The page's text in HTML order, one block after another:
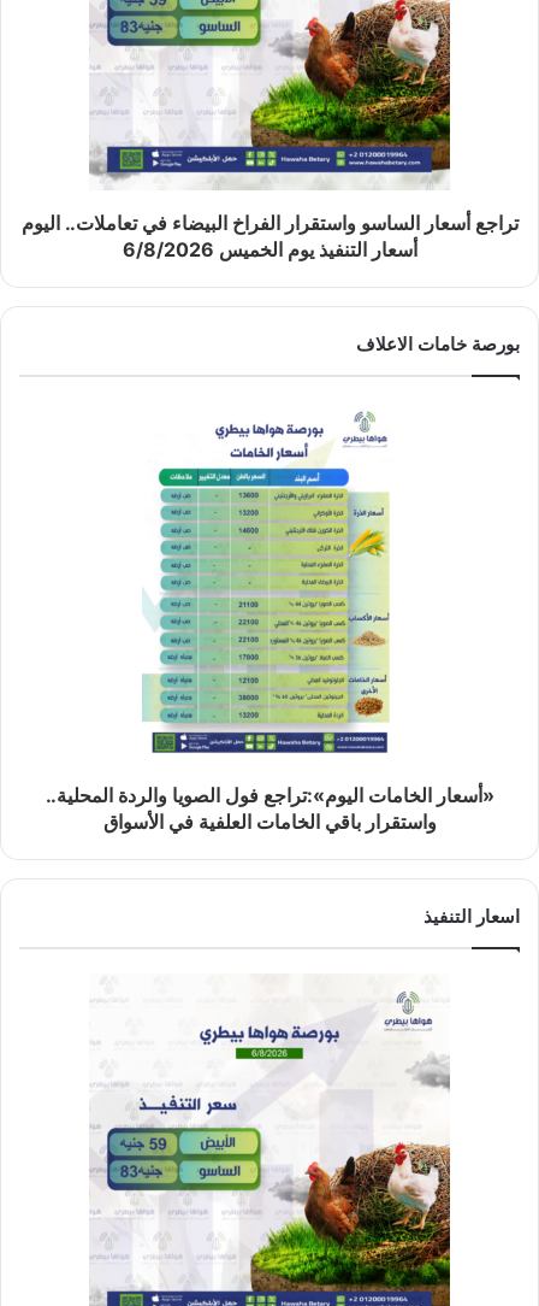
تراجع أسعار الساسو واستقرار الفراخ البيضاء في تعاملات.. اليوم
أسعار التنفيذ يوم الخميس 6/8/2026
بورصة خامات الاعلاف
«أسعار الخامات اليوم»:تراجع فول الصويا والردة المحلية..
واستقرار باقي الخامات العلفية في الأسواق
اسعار التنفيذ